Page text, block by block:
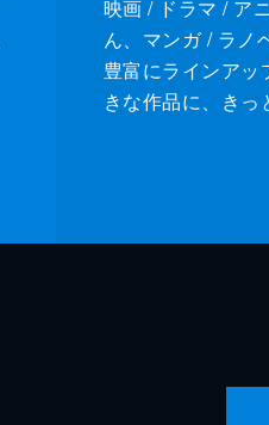
映画 / ドラマ / ア
ん、マンガ / ラノ
豊富にラインアッ
きな作品に、きっ